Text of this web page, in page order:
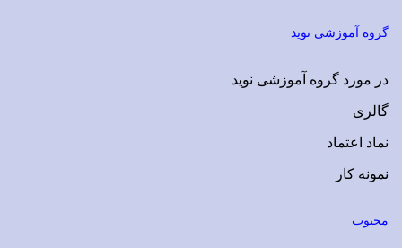
Plus
گروه آموزشی نوید
در مورد گروه آموزشی نوید
گالری
نماد اعتماد
نمونه کار
محبوب